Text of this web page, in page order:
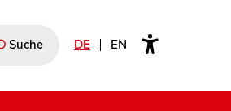
Suche DE EN